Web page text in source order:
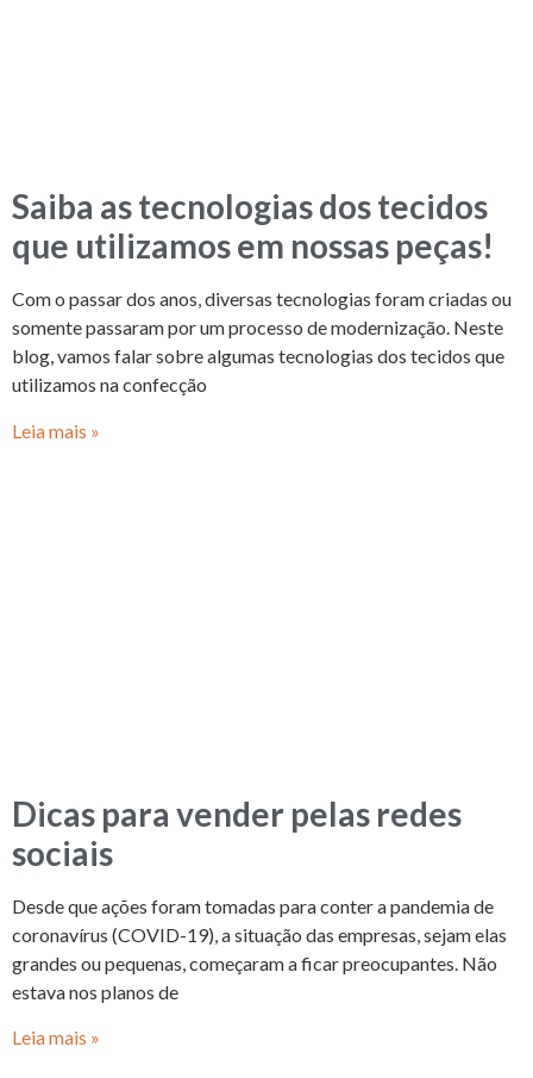
Saiba as tecnologias dos tecidos
que utilizamos em nossas peças!
Com o passar dos anos, diversas tecnologias foram criadas ou
somente passaram por um processo de modernização. Neste
blog, vamos falar sobre algumas tecnologias dos tecidos que
utilizamos na confecção
Leia mais »
Dicas para vender pelas redes
sociais
Desde que ações foram tomadas para conter a pandemia de
coronavírus (COVID-19), a situação das empresas, sejam elas
grandes ou pequenas, começaram a ficar preocupantes. Não
estava nos planos de
Leia mais »